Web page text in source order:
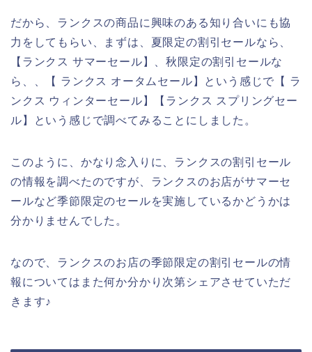
だから、ランクスの商品に興味のある知り合いにも協
力をしてもらい、まずは、夏限定の割引セールなら、
【ランクス サマーセール】、秋限定の割引セールな
ら、、【 ランクス オータムセール】という感じで【 ラ
ンクス ウィンターセール】【ランクス スプリングセー
ル】という感じで調べてみることにしました。
このように、かなり念入りに、ランクスの割引セール
の情報を調べたのですが、ランクスのお店がサマーセ
ールなど季節限定のセールを実施しているかどうかは
分かりませんでした。
なので、ランクスのお店の季節限定の割引セールの情
報についてはまた何か分かり次第シェアさせていただ
きます♪